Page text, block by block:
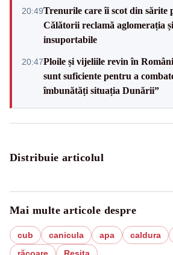
20:49Trenurile care îi scot din sărite
Călătorii reclamă aglomerația
insuportabile
20:47Ploile și vijeliile revin în
sunt suficiente pentru a
îmbunătăți situația Dunării”
Distribuie articolul
Mai multe articole despre
cub canicula apa caldura
răcoare
Reşiţa